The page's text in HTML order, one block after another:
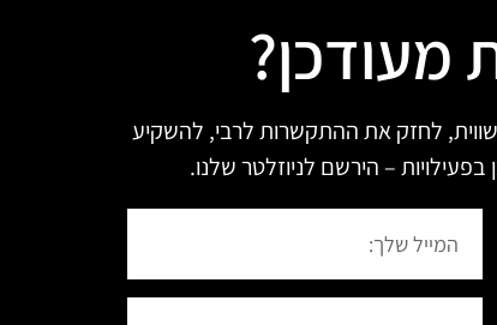
מעודכן?
לחזק את ההתקשרות לרבי, להשקיע
– הירשם לניוזלטר שלנו.